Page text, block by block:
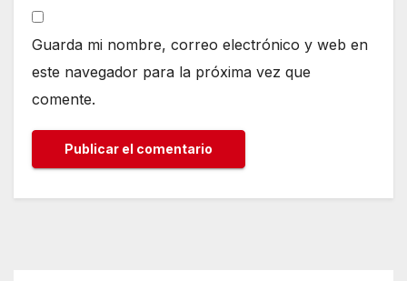
Guarda mi nombre, correo electrónico y web en
este navegador para la próxima vez que
comente.